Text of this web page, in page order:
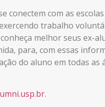
conectem com as
trabalho
melhor seus ex-
para, com essas
do aluno em todas as
.